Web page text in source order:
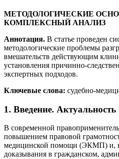
МЕТОДОЛОГИЧЕСКИЕ
КОМПЛЕКСНЫЙ АНАЛИЗ
Аннотация. В статье проведен
методологические проблемы
вмешательств действующим
установления причинно-
экспертных подходов.
Ключевые слова: судебно-
1. Введение.
В современной
повышением правовой
медицинской помощи (ЭКМП) и, в
доказывания в гражданском,